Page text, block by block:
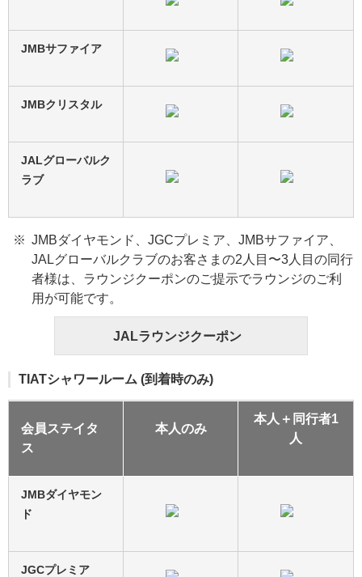
JMBサファイア
JMBクリスタル
JALグローバルク
ラブ
JMBダイヤモンド、JGCプレミア、JMBサファイア、
JALグローバルクラブのお客さまの2人目〜3人目の同行
者様は、ラウンジクーポンのご提示でラウンジのご利
用が可能です。
JALラウンジクーポン
TIATシャワールーム (到着時のみ)
会員ステイタ
ス
本人のみ
本人＋同行者1
人
JMBダイヤモン
ド
JGCプレミア